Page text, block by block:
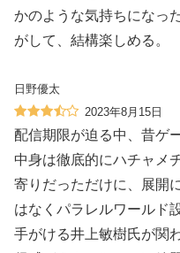
かのような気持ちになっ
がして、結構楽しめる。
日野優太
2023年8月15日
配信期限が迫る中、昔ゲ
中身は徹底的にハチャメ
寄りだっただけに、展開
はなくパラレルワールド
手がける井上敏樹氏が関